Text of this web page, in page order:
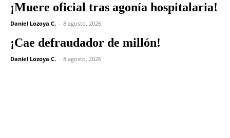
¡Muere oficial tras agonía hospitalaria!
Daniel Lozoya C. - 8 agosto, 2026
¡Cae defraudador de millón!
Daniel Lozoya C. - 8 agosto, 2026